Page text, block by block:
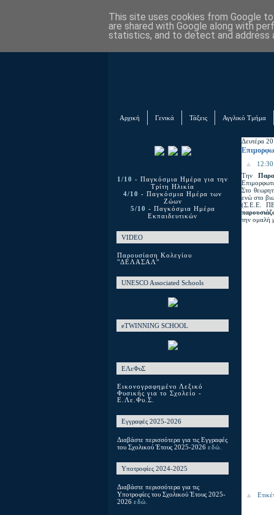
Αρχική Γενικά Τάξεις Αγγλικό Τμήμα
1/10 - Παγκόσμια Ημέρα για την
Τρίτη Ηλικία
4/10 - Παγκόσμια Ημέρα των
Ζώων
5/10 - Παγκόσμια Ημέρα
Εκπαιδευτικών
VIDEO
Παρουσίαση Κολεγίου
"ΔΕΛΑΣΑΛ"
UNESCO Associated Schools
eTWINNING SCHOOL
ΕΛεΦυΣ
Εικονογραφημένο Λεξικό
Φυσικής για το Σχολείο -
Ε.Λε.Φυ.Σ.
Εγγραφές 2025-2026
Διαβάστε περισσότερα για τις Εγγραφές
του Σχολικού Έτους 2025-2026 εδώ.
Υποτροφίες 2024-2025
Διαβάστε περισσότερα για τις
Υποτροφίες του Σχολικού Έτους 2025-
2026 εδώ.
Δευτέρα
12:30
Την
Στο
ενώ στο
(Σ.Ε.Ε.
την ομαλή
This site uses cookies from Google
are shared with Google along with
statistics, and to detect and address